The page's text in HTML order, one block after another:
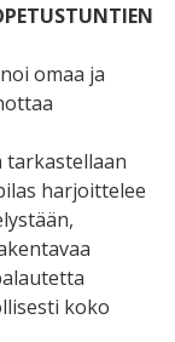
omaa ja
tarkastellaan
harjoittelee
koko